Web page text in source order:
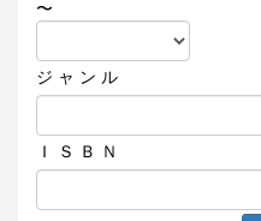
〜
ジ ャ ン ル
Ｉ Ｓ Ｂ Ｎ